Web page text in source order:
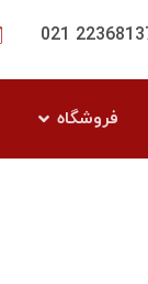
22368137-
فروشگاه